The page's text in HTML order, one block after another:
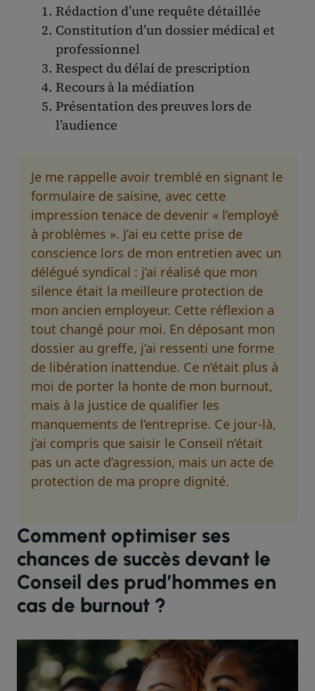
Rédaction d’une requête détaillée
Constitution d’un dossier médical et
professionnel
Respect du délai de prescription
Recours à la médiation
Présentation des preuves lors de
l’audience
Je me rappelle avoir tremblé en signant le
formulaire de saisine, avec cette
impression tenace de devenir « l’employé
à problèmes ». J’ai eu cette prise de
conscience lors de mon entretien avec un
délégué syndical : j’ai réalisé que mon
silence était la meilleure protection de
mon ancien employeur. Cette réflexion a
tout changé pour moi. En déposant mon
dossier au greffe, j’ai ressenti une forme
de libération inattendue. Ce n’était plus à
moi de porter la honte de mon burnout,
mais à la justice de qualifier les
manquements de l’entreprise. Ce jour-là,
j’ai compris que saisir le Conseil n’était
pas un acte d’agression, mais un acte de
protection de ma propre dignité.
Comment optimiser ses
chances de succès devant le
Conseil des prud’hommes en
cas de burnout ?